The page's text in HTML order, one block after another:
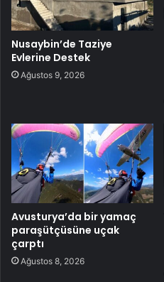
Nusaybin’de Taziye
Evlerine Destek
Ağustos 9, 2026
Avusturya’da bir yamaç
paraşütçüsüne uçak
çarptı
Ağustos 8, 2026